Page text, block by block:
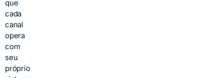
que
cada
canal
opera
com
seu
próprio